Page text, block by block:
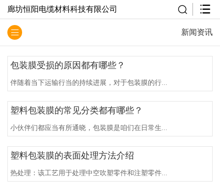
廊坊恒阳电缆材料科技有限公司
新闻资讯
包装膜受损的原因都有哪些？
伴随着当下运输行当的持续进展，对于包装膜的行...
塑料包装膜的常见分类都有哪些？
小伙伴们都应当有所通晓，包装膜是咱们在日常生...
塑料包装膜的表面处理方法介绍
热处理：该工艺用于处理中空吹塑零件和注塑零件...